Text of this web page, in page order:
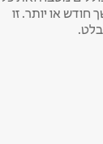
חודש או יותר. זו